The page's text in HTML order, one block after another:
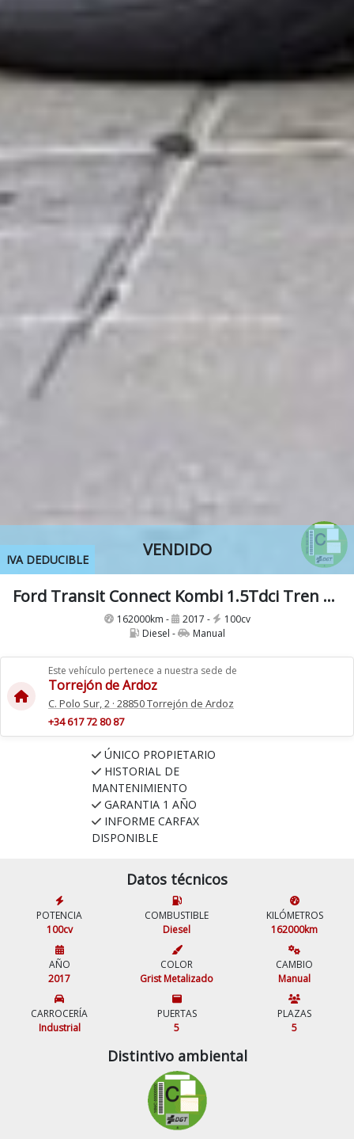
VENDIDO
IVA DEDUCIBLE
Ford Transit Connect Kombi 1.5Tdci Tren 230 L2 100Cv
162000km - 2017 -
100cv
Diesel -
Manual
Este vehículo pertenece a nuestra sede de
Torrejón de Ardoz
C. Polo Sur, 2 · 28850 Torrejón de Ardoz
+34 617 72 80 87
ÚNICO PROPIETARIO
HISTORIAL DE
MANTENIMIENTO
GARANTIA 1 AÑO
INFORME CARFAX
DISPONIBLE
Datos técnicos
POTENCIA
100cv
COMBUSTIBLE
Diesel
KILÓMETROS
162000km
AÑO
2017
COLOR
Grist Metalizado
CAMBIO
Manual
CARROCERÍA
Industrial
PUERTAS
5
PLAZAS
5
Distintivo ambiental